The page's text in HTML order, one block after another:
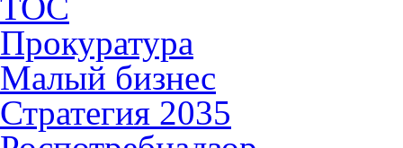
Прокуратура
Малый бизнес
Стратегия 2035